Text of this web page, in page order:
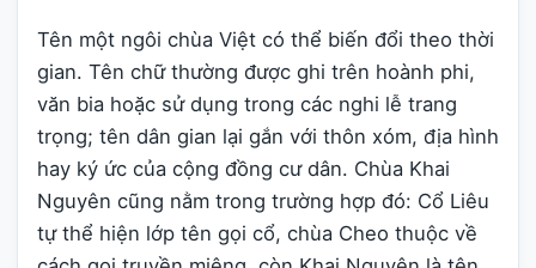
Tên một ngôi chùa Việt có thể biến đổi theo thời
gian. Tên chữ thường được ghi trên hoành phi,
văn bia hoặc sử dụng trong các nghi lễ trang
trọng; tên dân gian lại gắn với thôn xóm, địa hình
hay ký ức của cộng đồng cư dân. Chùa Khai
Nguyên cũng nằm trong trường hợp đó: Cổ Liêu
tự thể hiện lớp tên gọi cổ, chùa Cheo thuộc về